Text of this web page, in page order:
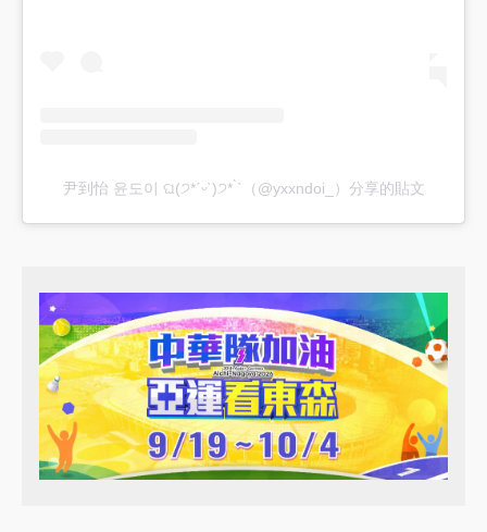
尹到怡 윤도이 ଘ(੭*ˊᵕˋ)੭* ̀ˋ（@yxxndoi_）分享的貼文